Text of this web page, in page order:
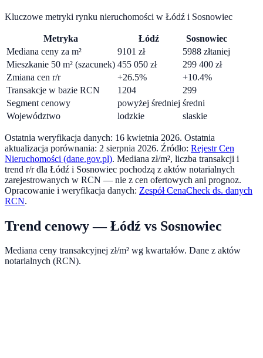
Kluczowe metryki rynku nieruchomości w Łódź i Sosnowiec
Metryka Łódź
Sosnowiec
Mediana ceny za m²
9101 zł 5988 złtaniej
Mieszkanie 50 m² (szacunek) 455 050 zł 299 400 zł
Zmiana cen r/r
+26.5% +10.4%
Transakcje w bazie RCN
1204
299
Segment cenowy
powyżej średniej średni
Województwo
lodzkie slaskie
Ostatnia weryfikacja danych: 16 kwietnia 2026. Ostatnia
aktualizacja porównania: 2 sierpnia 2026. Źródło: Rejestr Cen
Nieruchomości (dane.gov.pl). Mediana zł/m², liczba transakcji i
trend r/r dla Łódź i Sosnowiec pochodzą z aktów notarialnych
zarejestrowanych w RCN — nie z cen ofertowych ani prognoz.
Opracowanie i weryfikacja danych: Zespół CenaCheck ds. danych
RCN.
Trend cenowy —Łódź vs Sosnowiec
Mediana ceny transakcyjnej zł/m² wg kwartałów. Dane z aktów
notarialnych (RCN).